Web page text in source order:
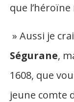
que l’héroïne
» Aussi je
Ségurane,
1608, que
jeune comte